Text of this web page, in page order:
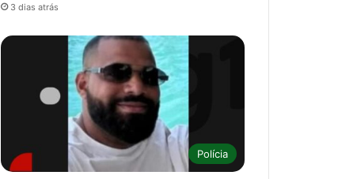
3 dias atrás
Polícia